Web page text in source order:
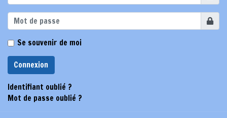
Afficher
Se souvenir de moi
Connexion
Identifiant oublié ?
Mot de passe oublié ?